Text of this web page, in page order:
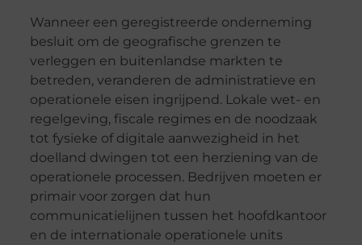
Wanneer een geregistreerde onderneming
besluit om de geografische grenzen te
verleggen en buitenlandse markten te
betreden, veranderen de administratieve en
operationele eisen ingrijpend. Lokale wet- en
regelgeving, fiscale regimes en de noodzaak
tot fysieke of digitale aanwezigheid in het
doelland dwingen tot een herziening van de
operationele processen. Bedrijven moeten er
primair voor zorgen dat hun
communicatielijnen tussen het hoofdkantoor
en de internationale operationele units